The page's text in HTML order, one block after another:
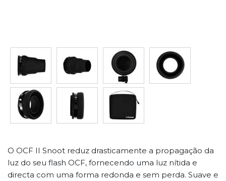
O OCF II Snoot reduz drasticamente a propagação da
luz do seu flash OCF, fornecendo uma luz nítida e
directa com uma forma redonda e sem perda. Suave e